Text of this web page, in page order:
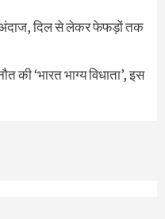
दिल से लेकर फेफड़ों तक
की ‘भारत भाग्य विधाता’, इस